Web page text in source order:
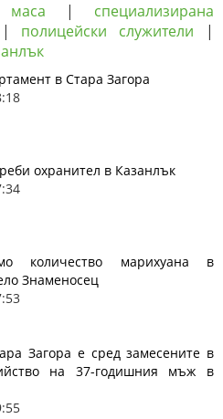
маса | специализирана
| полицейски служители |
в Стара Загора
охранител в Казанлък
количество марихуана в
Знаменосец
Загора е сред замесените в
на 37-годишния мъж в